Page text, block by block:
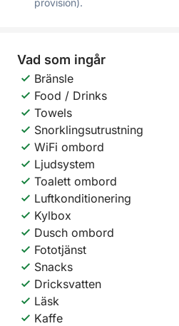
provision).
Vad som ingår
Bränsle
Food / Drinks
Towels
Snorklingsutrustning
WiFi ombord
Ljudsystem
Toalett ombord
Luftkonditionering
Kylbox
Dusch ombord
Fototjänst
Snacks
Dricksvatten
Läsk
Kaffe